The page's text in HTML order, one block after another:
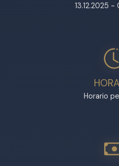
13.12.2025 -
Horario